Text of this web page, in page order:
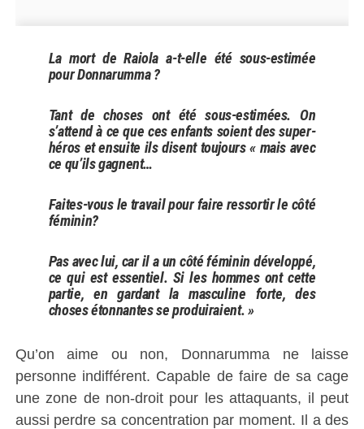
La mort de Raiola a-t-elle été sous-estimée
pour Donnarumma ?
Tant de choses ont été sous-estimées. On
s’attend à ce que ces enfants soient des super-
héros et ensuite ils disent toujours « mais avec
ce qu’ils gagnent…
Faites-vous le travail pour faire ressortir le côté
féminin?
Pas avec lui, car il a un côté féminin développé,
ce qui est essentiel. Si les hommes ont cette
partie, en gardant la masculine forte, des
choses étonnantes se produiraient. »
Qu’on aime ou non, Donnarumma ne laisse
personne indifférent. Capable de faire de sa cage
une zone de non-droit pour les attaquants, il peut
aussi perdre sa concentration par moment. Il a des